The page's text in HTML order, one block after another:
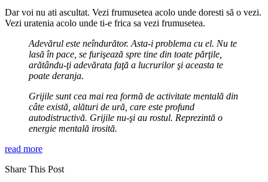
Dar voi nu ati ascultat. Vezi frumusetea acolo unde doresti să o vezi.
Vezi uratenia acolo unde ti-e frica sa vezi frumusetea.
Adevărul este neîndurător. Asta-i problema cu el. Nu te
lasă în pace, se furişează spre tine din toate părţile,
arătându-ţi adevărata faţă a lu­crurilor şi aceasta te
poate deranja.
Grijile sunt cea mai rea formă de activitate mentală din
câte există, alături de ură, care este profund
autodistructivă. Grijile nu-şi au rostul. Reprezintă o
energie mentală irosită.
read more
Share This Post